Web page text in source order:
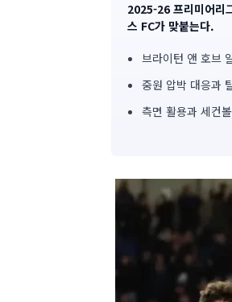
기
심
2025-26 프리미어리
스 FC가 맞붙는다.
브라이턴 앤 호브
중원 압박 대응과
측면 활용과 세컨